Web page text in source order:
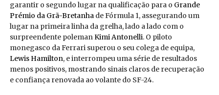
garantir o segundo lugar na qualificação para o Grande
Prémio da Grã-Bretanha de Fórmula 1, assegurando um
lugar na primeira linha da grelha, lado a lado com o
surpreendente polemanKimi Antonelli. O piloto
monegasco da Ferrari superou o seu colega de equipa,
Lewis Hamilton, e interrompeu uma série de resultados
menos positivos, mostrando sinais claros de recuperação
e confiança renovada ao volante do SF-24.